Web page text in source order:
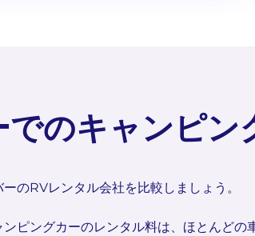
でのキャンピン
のRVレンタル会社を比較しましょう。
ンピングカーのレンタル料は、ほとんど